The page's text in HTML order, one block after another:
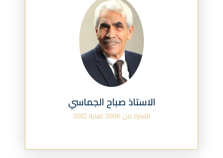
الاستاذ صباح الجماسي
للفترة من 2006 لغاية 2012